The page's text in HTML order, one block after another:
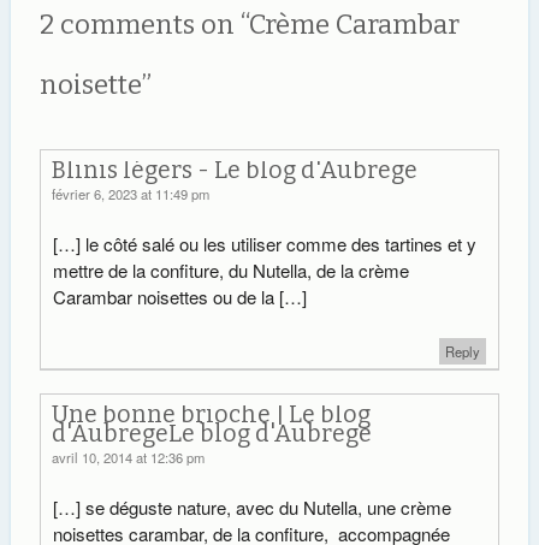
2 comments on “Crème Carambar
noisette”
Blinis légers - Le blog d'Aubrege
février 6, 2023 at 11:49 pm
[…] le côté salé ou les utiliser comme des tartines et y
mettre de la confiture, du Nutella, de la crème
Carambar noisettes ou de la […]
Reply
Une bonne brioche | Le blog
d'AubregeLe blog d'Aubrege
avril 10, 2014 at 12:36 pm
[…] se déguste nature, avec du Nutella, une crème
noisettes carambar, de la confiture, accompagnée